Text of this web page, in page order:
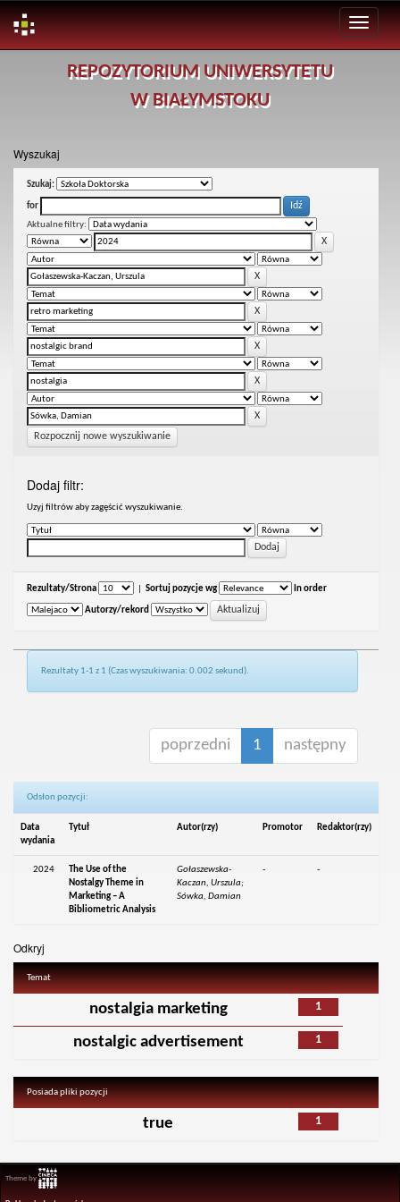
REPOZYTORIUM UNIWERSYTETU
W BIAŁYMSTOKU
Wyszukaj
Szukaj:
for
Aktualne filtry:
Rozpocznij nowe wyszukiwanie
Dodaj filtr:
Uzyj filtrów aby zagęścić wyszukiwanie.
Rezultaty/Strona Sortuj pozycje wg In order
Autorzy/rekord
Rezultaty 1-1 z 1 (Czas wyszukiwania: 0.002 sekund).
poprzedni 1 następny
Odsłon pozycji:
Data
wydania
Tytuł Autor(rzy) Promotor Redaktor(rzy)
2024
The Use of the
Nostalgy Theme in
Marketing – A
Bibliometric Analysis
Gołaszewska-
Kaczan, Urszula;
Sówka, Damian
- -
Odkryj
Temat
1
nostalgia marketing
1
nostalgic advertisement
Posiada pliki pozycji
1
true
Theme by